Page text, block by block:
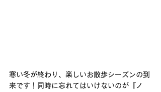
寒い冬が終わり、楽しいお散歩シーズンの到
来です！同時に忘れてはいけないのが『ノ